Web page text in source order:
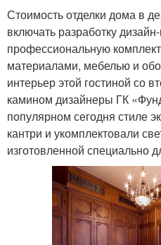
Стоимость отделки дома в
включать разработку
профессиональную
материалами, мебелью и
интерьер этой гостиной со
камином дизайнеры ГК
популярном сегодня стиле
кантри и укомплектовали
изготовленной специально